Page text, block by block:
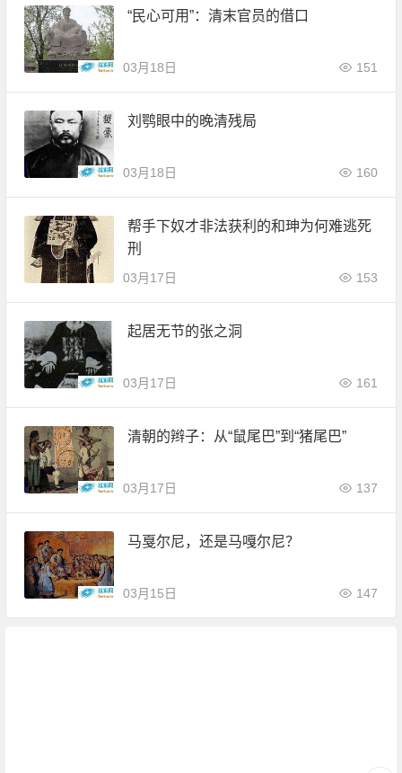
“民心可用”：清末官员的借口
03月18日 151
刘鹗眼中的晚清残局
03月18日 160
帮手下奴才非法获利的和珅为何难逃死
刑
03月17日 153
起居无节的张之洞
03月17日 161
清朝的辫子：从“鼠尾巴”到“猪尾巴”
03月17日 137
马戛尔尼，还是马嘎尔尼？
03月15日 147